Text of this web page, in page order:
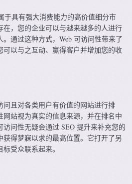
于具有强大消费能力的高价值细分市
，您的企业可以与越来越多的人进行
通过这种方式，Web 可访问性带来了
以与之互动、赢得客户并增加您的收
且对各类用户有价值的网站进行排
站视为真实的信息来源，并在排名中
问性无疑会通过 SEO 提升来补充您的
获得梦寐以求的最高位置。它打开了另
受众联系起来。